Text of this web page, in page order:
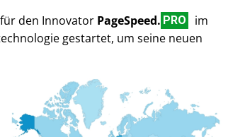
den Innovator PageSpeed. PRO
im
gestartet, um seine neuen